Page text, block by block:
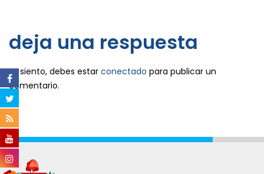
deja una respuesta
Lo siento, debes estar conectado para publicar un
comentario.